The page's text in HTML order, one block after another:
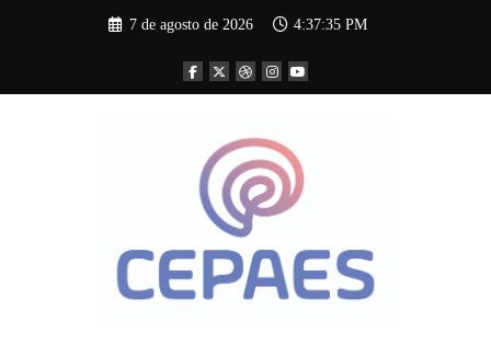
7 de agosto de 2026 4:37:35 PM